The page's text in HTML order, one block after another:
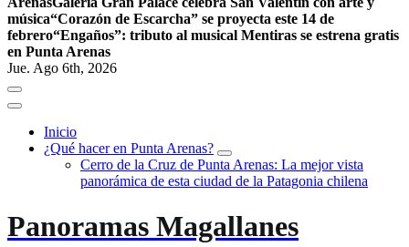
música“Corazón de Escarcha” se proyecta este 14 de
febrero“Engaños”: tributo al musical Mentiras se estrena gratis
en Punta Arenas
Jue. Ago 6th, 2026
Inicio
¿Qué hacer en Punta Arenas?
Cerro de la Cruz de Punta Arenas: La mejor vista
panorámica de esta ciudad de la Patagonia chilena
Panoramas Magallanes